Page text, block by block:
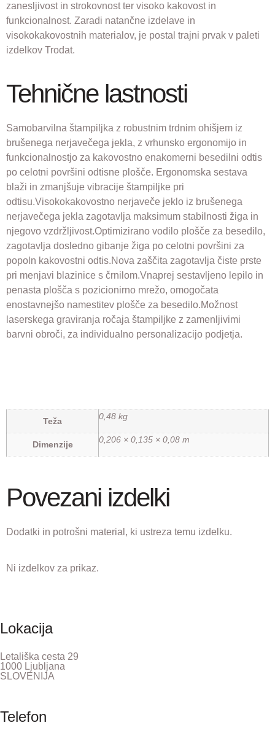
zanesljivost in strokovnost ter visoko kakovost in
funkcionalnost. Zaradi natančne izdelave in
visokokakovostnih materialov, je postal trajni prvak v paleti
izdelkov Trodat.
Tehnične lastnosti
Samobarvilna štampiljka z robustnim trdnim ohišjem iz
brušenega nerjavečega jekla, z vrhunsko ergonomijo in
funkcionalnostjo za kakovostno enakomerni besedilni odtis
po celotni površini odtisne plošče. Ergonomska sestava
blaži in zmanjšuje vibracije štampiljke pri
odtisu.Visokokakovostno nerjaveče jeklo iz brušenega
nerjavečega jekla zagotavlja maksimum stabilnosti žiga in
njegovo vzdržljivost.Optimizirano vodilo plošče za besedilo,
zagotavlja dosledno gibanje žiga po celotni površini za
popoln kakovostni odtis.Nova zaščita zagotavlja čiste prste
pri menjavi blazinice s črnilom.Vnaprej sestavljeno lepilo in
penasta plošča s pozicionirno mrežo, omogočata
enostavnejšo namestitev plošče za besedilo.Možnost
laserskega graviranja ročaja štampiljke z zamenljivimi
barvni obroči, za individualno personalizacijo podjetja.
Teža 0,48 kg
Dimenzije 0,206 × 0,135 × 0,08 m
Povezani izdelki
Dodatki in potrošni material, ki ustreza temu izdelku.
Ni izdelkov za prikaz.
Lokacija
Letališka cesta 29
1000 Ljubljana
SLOVENIJA
Telefon